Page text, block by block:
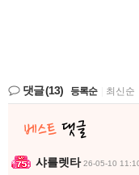
댓글(13) 등록순 최신순
샤를렛타 26-05-10